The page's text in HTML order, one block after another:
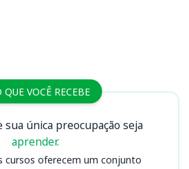
QUE VOCÊ RECEBE
única preocupação seja
aprender.
cursos oferecem um conjunto